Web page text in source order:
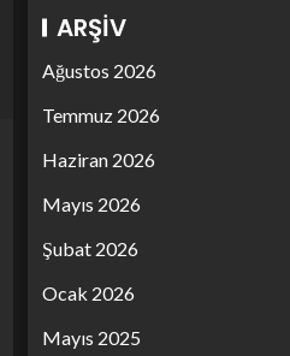
ARŞIV
Ağustos 2026
Temmuz 2026
Haziran 2026
Mayıs 2026
Şubat 2026
Ocak 2026
Mayıs 2025